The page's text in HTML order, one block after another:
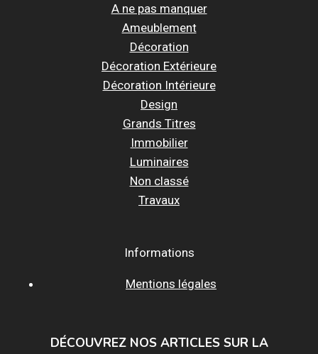
A ne pas manquer
Ameublement
Décoration
Décoration Extérieure
Décoration Intérieure
Design
Grands Titres
Immobilier
Luminaires
Non classé
Travaux
Informations
Mentions légales
DÉCOUVREZ NOS ARTICLES SUR LA